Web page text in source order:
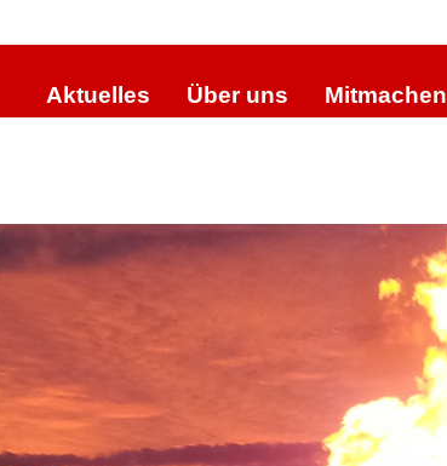
Aktuelles Über uns Mitmachen